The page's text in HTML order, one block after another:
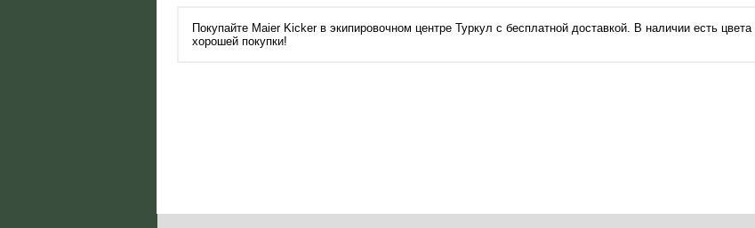
Покупайте Maier Kicker в экипировочном центре Туркул с бесплатной доставкой. В наличии есть
хорошей покупки!